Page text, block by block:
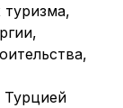
Турцией